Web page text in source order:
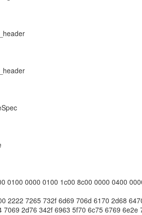
0100 0000 0100 1c00 8c00 0000 0400
2222 7265 732f 6d69 706d 6170 2d68
7069 2d76 342f 6963 5f70 6c75 6769 6e2e